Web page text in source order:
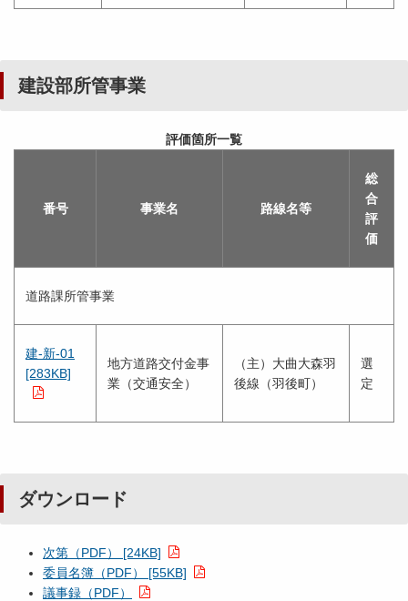
建設部所管事業
評価箇所一覧
番号 事業名 路線名等
総
合
評
価
道路課所管事業
建-新-01
[283KB]
地方道路交付金事
業（交通安全）
（主）大曲大森羽
後線（羽後町）
選
定
ダウンロード
次第（PDF） [24KB]
委員名簿（PDF） [55KB]
議事録（PDF）